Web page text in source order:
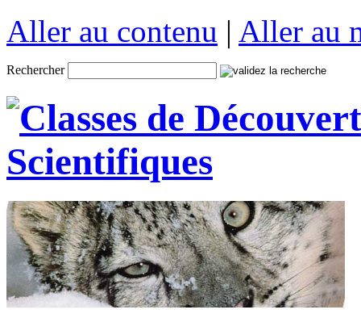
Aller au contenu | Aller au
Rechercher